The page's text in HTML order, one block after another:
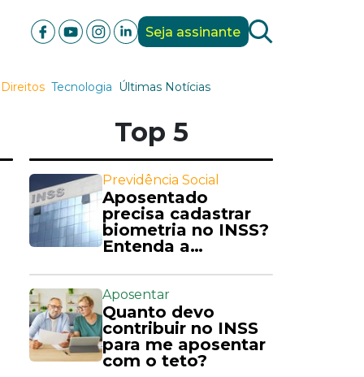
Seja assinante
Tecnologia Últimas Notícias
Top 5
Previdência Social
Aposentado
precisa cadastrar
biometria no INSS?
Entenda a
Aposentar
Quanto devo
contribuir no INSS
para me aposentar
com o teto?